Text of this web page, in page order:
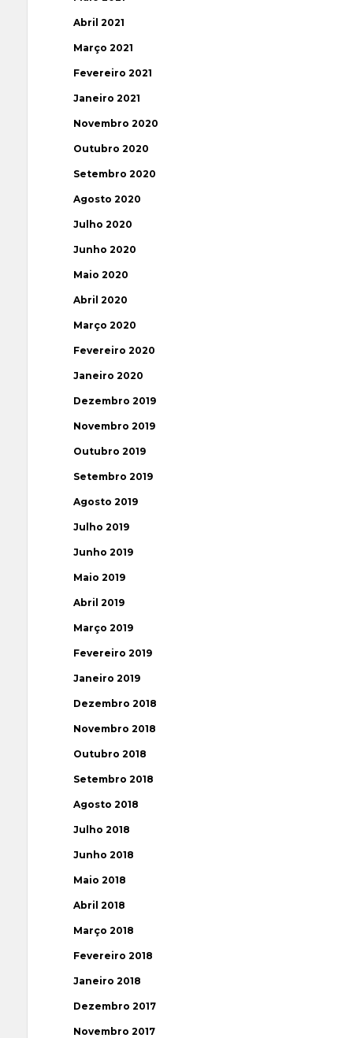
Abril 2021
Março 2021
Fevereiro 2021
Janeiro 2021
Novembro 2020
Outubro 2020
Setembro 2020
Agosto 2020
Julho 2020
Junho 2020
Maio 2020
Abril 2020
Março 2020
Fevereiro 2020
Janeiro 2020
Dezembro 2019
Novembro 2019
Outubro 2019
Setembro 2019
Agosto 2019
Julho 2019
Junho 2019
Maio 2019
Abril 2019
Março 2019
Fevereiro 2019
Janeiro 2019
Dezembro 2018
Novembro 2018
Outubro 2018
Setembro 2018
Agosto 2018
Julho 2018
Junho 2018
Maio 2018
Abril 2018
Março 2018
Fevereiro 2018
Janeiro 2018
Dezembro 2017
Novembro 2017